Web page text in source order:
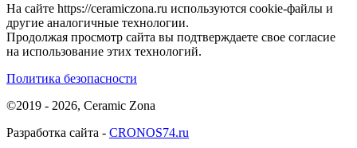
На сайте https://ceramiczona.ru используются coоkie-файлы и
другие аналогичные технологии.
Продолжая просмотр сайта вы подтверждаете свое согласие
на использование этих технологий.
Политика безопасности
©2019 - 2026, Ceramic Zona
Разработка сайта - CRONOS74.ru